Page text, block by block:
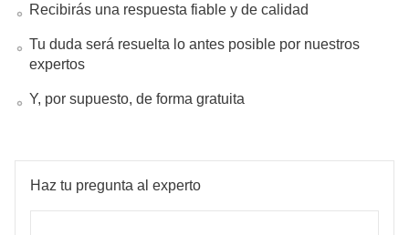
Recibirás una respuesta fiable y de calidad
Tu duda será resuelta lo antes posible por nuestros
expertos
Y, por supuesto, de forma gratuita
Haz tu pregunta al experto